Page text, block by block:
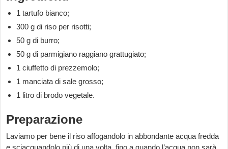
1 tartufo bianco;
300 g di riso per risotti;
50 g di burro;
50 g di parmigiano raggiano grattugiato;
1 ciuffetto di prezzemolo;
1 manciata di sale grosso;
1 litro di brodo vegetale.
Preparazione
Laviamo per bene il riso affogandolo in abbondante acqua fredda